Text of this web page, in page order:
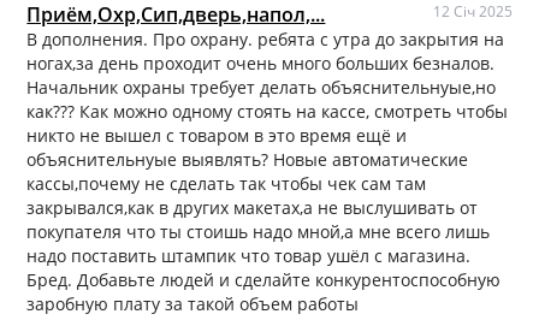
Приём,Охр,Сип,дверь,напол,... 12 Січ 2025
В дополнения. Про охрану. ребята с утра до закрытия на
ногах,за день проходит очень много больших безналов.
Начальник охраны требует делать объяснительнуые,но
как??? Как можно одному стоять на кассе, смотреть чтобы
никто не вышел с товаром в это время ещё и
объяснительнуые выявлять? Новые автоматические
кассы,почему не сделать так чтобы чек сам там
закрывался,как в других макетах,а не выслушивать от
покупателя что ты стоишь надо мной,а мне всего лишь
надо поставить штампик что товар ушёл с магазина.
Бред. Добавьте людей и сделайте конкурентоспособную
заробную плату за такой объем работы